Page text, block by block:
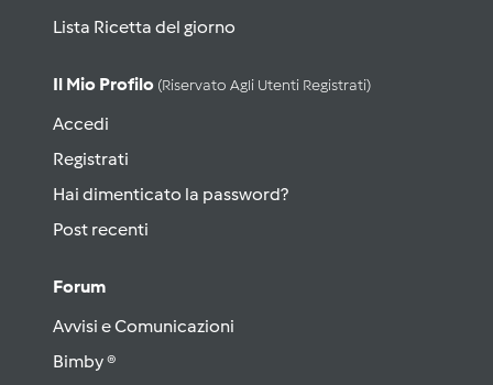
Lista Ricetta del giorno
Il Mio Profilo (riservato Agli Utenti Registrati)
Accedi
Registrati
Hai dimenticato la password?
Post recenti
Forum
Avvisi e Comunicazioni
Bimby ®